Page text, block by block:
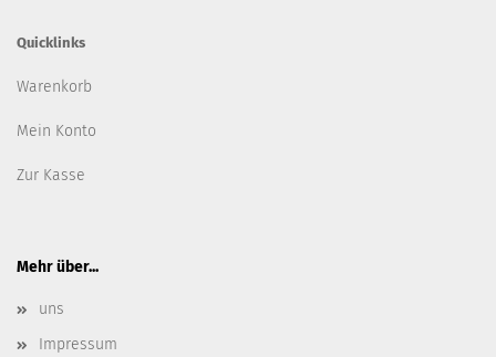
Quicklinks
Warenkorb
Mein Konto
Zur Kasse
Mehr über...
uns
Impressum